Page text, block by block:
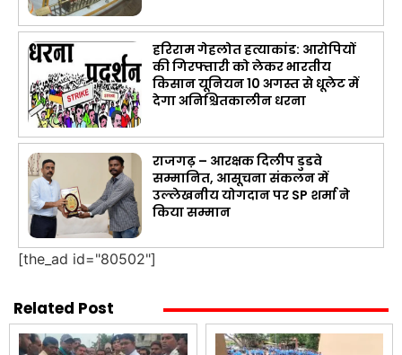
हरिराम गेहलोत हत्याकांड: आरोपियों
की गिरफ्तारी को लेकर भारतीय
किसान यूनियन 10 अगस्त से धूलेट में
देगा अनिश्चितकालीन धरना
राजगढ़ – आरक्षक दिलीप डुडवे
सम्मानित, आसूचना संकलन में
उल्लेखनीय योगदान पर SP शर्मा ने
किया सम्मान
[the_ad id="80502"]
Related Post